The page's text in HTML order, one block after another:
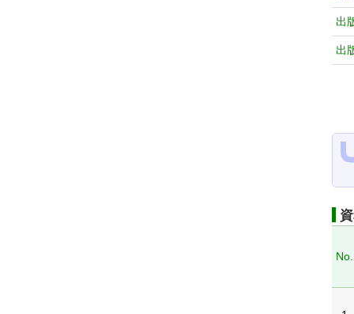
出
出
No.